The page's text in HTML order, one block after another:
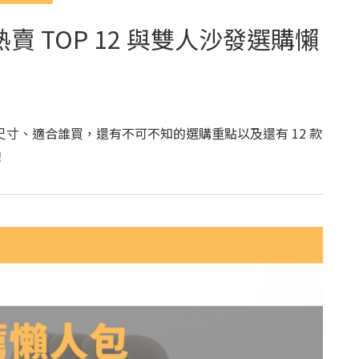
TOP 12 與雙人沙發選購懶
、適合誰買，還有不可不知的選購重點以及還有 12 款